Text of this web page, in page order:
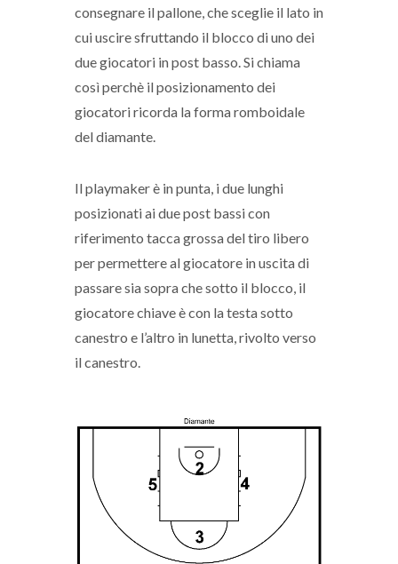
consegnare il pallone, che sceglie il lato in
cui uscire sfruttando il blocco di uno dei
due giocatori in post basso. Si chiama
così perchè il posizionamento dei
giocatori ricorda la forma romboidale
del diamante.
Il playmaker è in punta, i due lunghi
posizionati ai due post bassi con
riferimento tacca grossa del tiro libero
per permettere al giocatore in uscita di
passare sia sopra che sotto il blocco, il
giocatore chiave è con la testa sotto
canestro e l’altro in lunetta, rivolto verso
il canestro.